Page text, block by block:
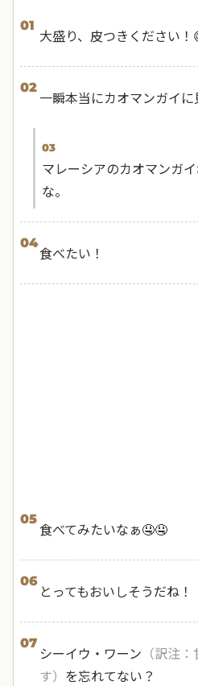
01
大盛り、皮つきください！
02
一瞬本当にカオマンガイ
03
マレーシアのカオマンガ
な。
04
食べたい！
05
食べてみたいなぁ🤤🤤
06
とってもおいしそうだね！
07
シーイウ・ワーン （訳注
す） を忘れてない？